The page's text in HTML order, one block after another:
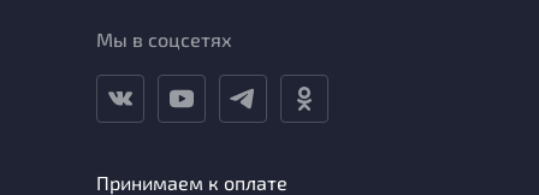
Мы в соцсетях
Принимаем к оплате